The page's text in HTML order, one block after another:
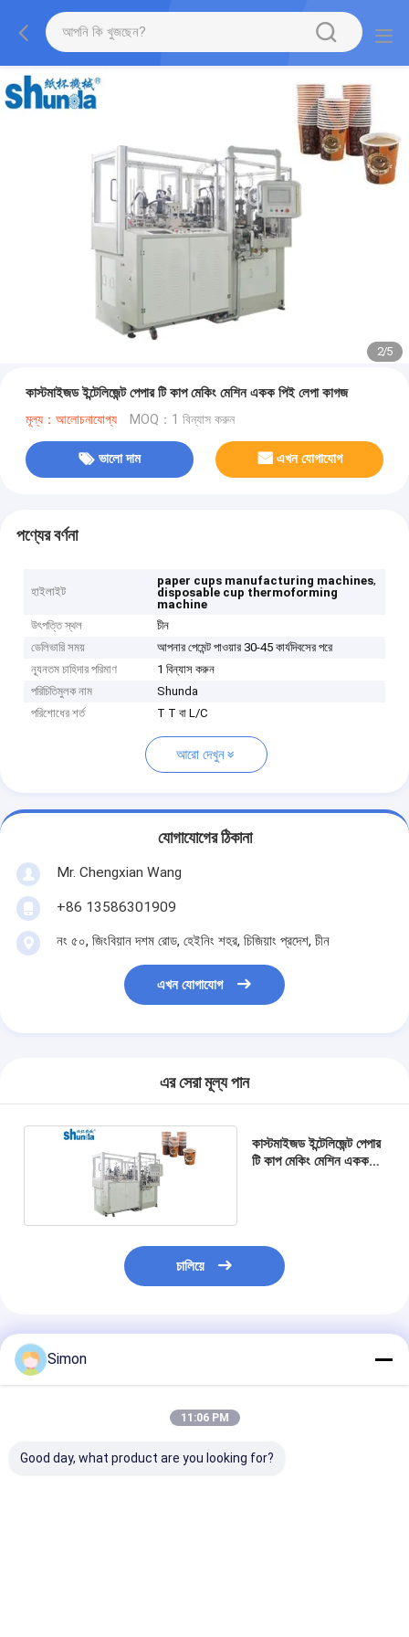
2/5
কাস্টমাইজড ইন্টেলিজেন্ট পেপার টি কাপ মেকিং মেশিন একক পিই লেপা কাগজ
মূল্য：আলোচনাযোগ্য MOQ：1 বিন্যাস করুন
ভালো দাম এখন যোগাযোগ
পণ্যের বর্ণনা
হাইলাইট
paper cups manufacturing machines,
disposable cup thermoforming
machine
উৎপত্তি স্থল
চীন
ডেলিভারি সময়
আপনার পেমেন্ট পাওয়ার 30-45 কার্যদিবসের পরে
ন্যূনতম চাহিদার পরিমাণ
1 বিন্যাস করুন
পরিচিতিমুলক নাম
Shunda
পরিশোধের শর্ত
T T বা L/C
আরো দেখুন
যোগাযোগের ঠিকানা
Mr. Chengxian Wang
+86 13586301909
নং ৫০, জিংবিয়ান দশম রোড, হেইনিং শহর, চিজিয়াং প্রদেশ, চীন
এখন যোগাযোগ
এর সেরা মূল্য পান
কাস্টমাইজড ইন্টেলিজেন্ট পেপার
টি কাপ মেকিং মেশিন একক
চালিয়ে
প্রস্তাবিত পণ্য
Simon
11:06 PM
Good day, what product are you looking for?